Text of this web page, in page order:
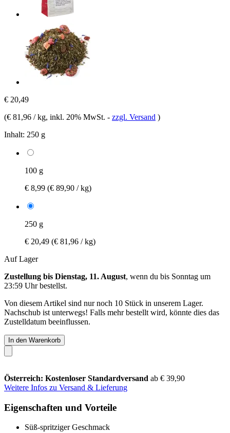
€ 20,49
(€ 81,96 / kg, inkl. 20% MwSt. - zzgl. Versand )
Inhalt: 250 g
100 g
€ 8,99 (€ 89,90 / kg)
250 g
€ 20,49 (€ 81,96 / kg)
Auf Lager
Zustellung bis Dienstag, 11. August, wenn du bis Sonntag um
23:59 Uhrbestellst.
Von diesem Artikel sind nur noch 10 Stück in unserem Lager.
Nachschub ist unterwegs! Falls mehr bestellt wird, könnte dies das
Zustelldatum beeinflussen.
In den Warenkorb
Österreich: Kostenloser Standardversand ab € 39,90
Weitere Infos zu Versand & Lieferung
Eigenschaften und Vorteile
Süß-spritziger Geschmack